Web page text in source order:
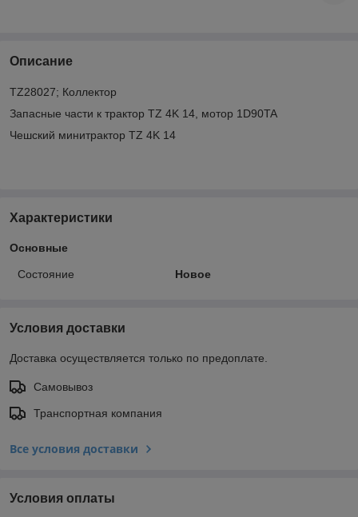
Описание
TZ28027; Коллектор
Запасные части к трактор TZ 4K 14, мотор 1D90TA
Чешский минитрактор TZ 4K 14
Характеристики
Основные
Состояние Новое
Условия доставки
Доставка осуществляется только по предоплате.
Самовывоз
Транспортная компания
Все условия доставки
Условия оплаты